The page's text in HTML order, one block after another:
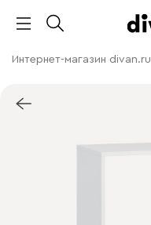
Интернет-магазин divan.ru